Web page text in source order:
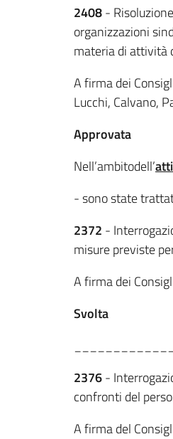
2408-
organizzazioni
materia di attività
A firma dei
Lucchi, Calvano,
Approvata
Nell’ambitodell’
- sono state
2372 -
misure previste
A firma dei
Svolta
2376-
confronti del
A firma del